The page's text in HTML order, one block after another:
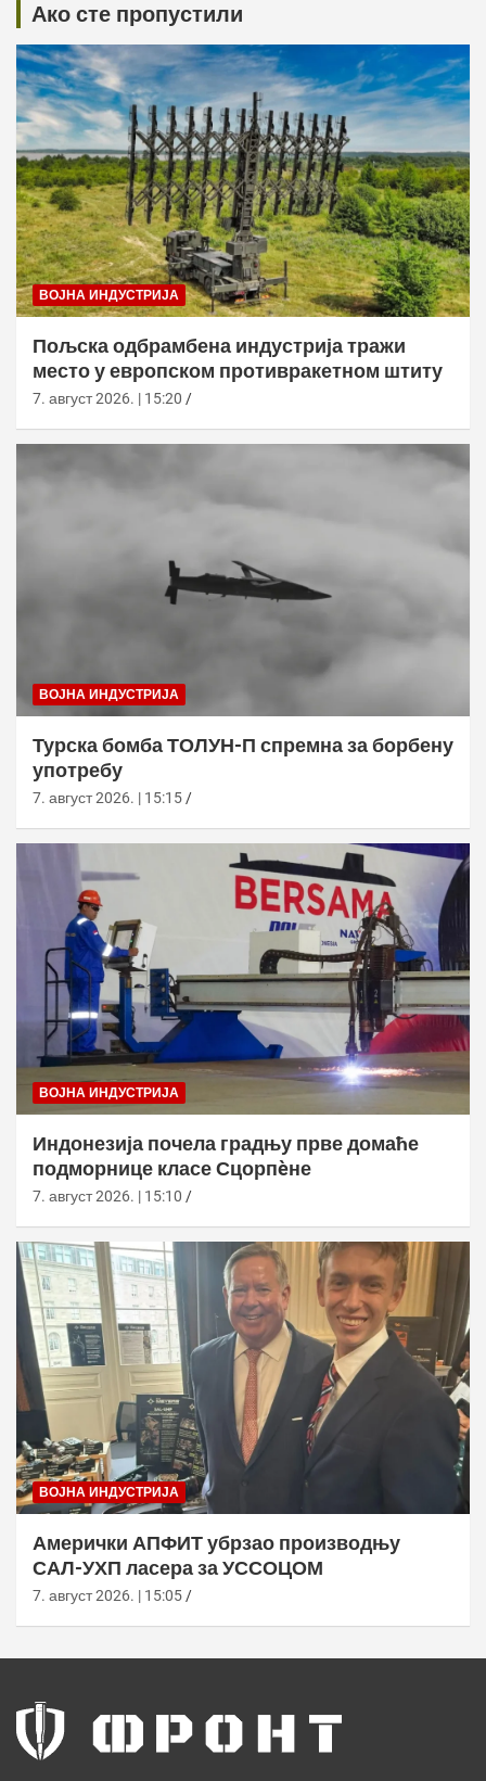
Ако сте пропустили
ВОЈНА ИНДУСТРИЈА
Пољска одбрамбена индустрија тражи
место у европском противракетном штиту
7. август 2026. | 15:20
ВОЈНА ИНДУСТРИЈА
Турска бомба ТОЛУН-П спремна за борбену
употребу
7. август 2026. | 15:15
ВОЈНА ИНДУСТРИЈА
Индонезија почела градњу прве домаће
подморнице класе Сцорпèне
7. август 2026. | 15:10
ВОЈНА ИНДУСТРИЈА
Амерички АПФИТ убрзао производњу
САЛ-УХП ласера за УССОЦОМ
7. август 2026. | 15:05